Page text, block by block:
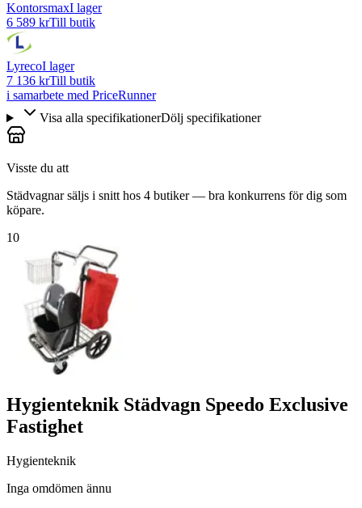
KontorsmaxI lager
6 589 krTill butik
LyrecoI lager
7 136 krTill butik
i samarbete med PriceRunner
Visa alla specifikationerDölj specifikationer
Visste du att
Städvagnar säljs i snitt hos 4 butiker — bra konkurrens för dig som
köpare.
10
Hygienteknik Städvagn Speedo Exclusive
Fastighet
Hygienteknik
Inga omdömen ännu